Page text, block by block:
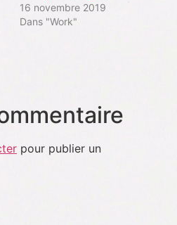
16 novembre 2019
Dans "Work"
pour publier un